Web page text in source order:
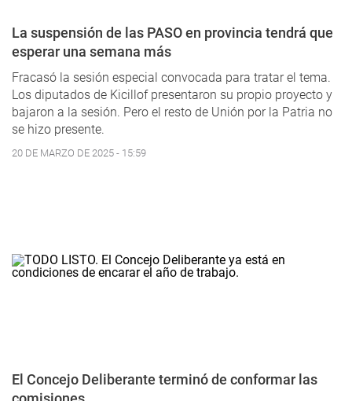
La suspensión de las PASO en provincia tendrá que
esperar una semana más
Fracasó la sesión especial convocada para tratar el tema.
Los diputados de Kicillof presentaron su propio proyecto y
bajaron a la sesión. Pero el resto de Unión por la Patria no
se hizo presente.
20 DE MARZO DE 2025 - 15:59
El Concejo Deliberante terminó de conformar las